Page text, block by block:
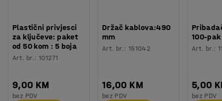
Plastični privjesci
za ključeve: paket
od 50 kom : 5 boja
Art. br.:101271
9,00 KM
bez PDV
Držač kablova:490
mm
Art. br.: 151042
16,00 KM
bez PDV
100-pak
Art. br.:
5,00
bez PDV